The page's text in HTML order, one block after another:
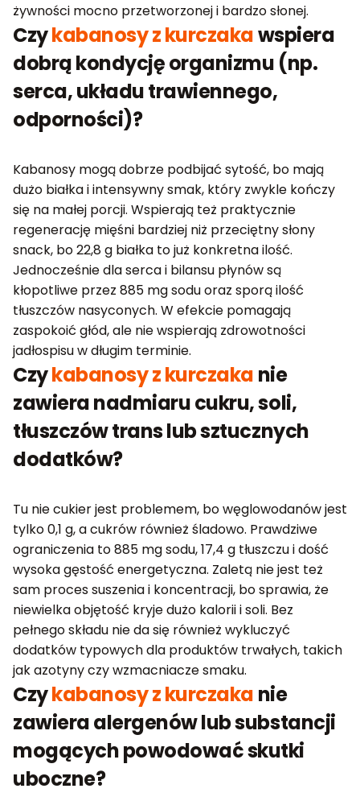
żywności mocno przetworzonej i bardzo słonej.
Czykabanosy z kurczakawspiera
dobrą kondycję organizmu (np.
serca, układu trawiennego,
odporności)?
Kabanosy mogą dobrze podbijać sytość, bo mają
dużo białka i intensywny smak, który zwykle kończy
się na małej porcji. Wspierają też praktycznie
regenerację mięśni bardziej niż przeciętny słony
snack, bo 22,8 g białka to już konkretna ilość.
Jednocześnie dla serca i bilansu płynów są
kłopotliwe przez 885 mg sodu oraz sporą ilość
tłuszczów nasyconych. W efekcie pomagają
zaspokoić głód, ale nie wspierają zdrowotności
jadłospisu w długim terminie.
Czykabanosy z kurczaka nie
zawiera nadmiaru cukru, soli,
tłuszczów trans lub sztucznych
dodatków?
Tu nie cukier jest problemem, bo węglowodanów jest
tylko 0,1 g, a cukrów również śladowo. Prawdziwe
ograniczenia to 885 mg sodu, 17,4 g tłuszczu i dość
wysoka gęstość energetyczna. Zaletą nie jest też
sam proces suszenia i koncentracji, bo sprawia, że
niewielka objętość kryje dużo kalorii i soli. Bez
pełnego składu nie da się również wykluczyć
dodatków typowych dla produktów trwałych, takich
jak azotyny czy wzmacniacze smaku.
Czykabanosy z kurczaka nie
zawiera alergenów lub substancji
mogących powodować skutki
uboczne?